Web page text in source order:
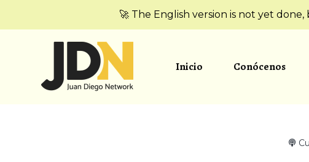
🚀 The English version is not yet done,
Inicio Conócenos